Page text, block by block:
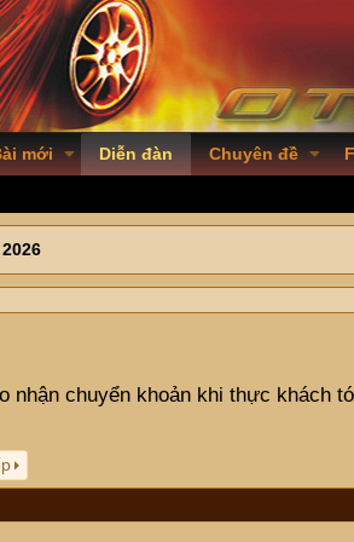
mới Diễn đàn Chuyên đề
nhận chuyển khoản khi thực khách